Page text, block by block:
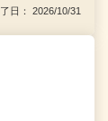
日： 2026/10/31